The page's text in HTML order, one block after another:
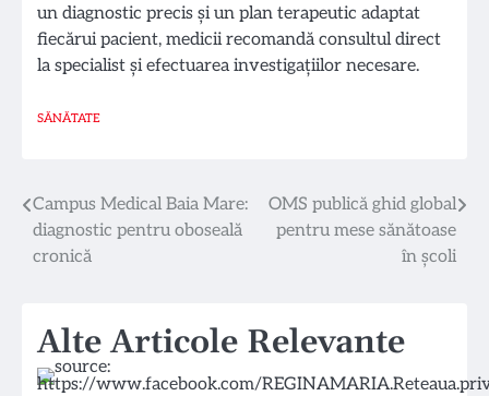
un diagnostic precis şi un plan terapeutic adaptat
fiecărui pacient, medicii recomandă consultul direct
la specialist și efectuarea investigațiilor necesare.
SĂNĂTATE
Navigare
în
Campus Medical Baia Mare:
diagnostic pentru oboseală
cronică
OMS publică ghid global
pentru mese sănătoase
în școli
Alte Articole Relevante